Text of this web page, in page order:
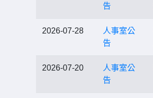
告
2026-07-28
人事室公
告
2026-07-20
人事室公
告